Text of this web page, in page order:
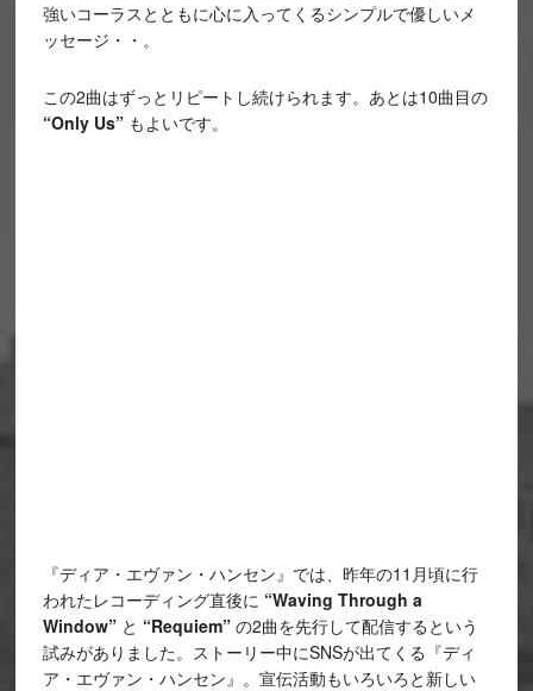
強いコーラスとともに心に入ってくるシンプルで優しいメ
ッセージ・・。
この2曲はずっとリピートし続けられます。あとは10曲目の
“Only Us”もよいです。
『ディア・エヴァン・ハンセン』では、昨年の11月頃に行
われたレコーディング直後に “Waving Through a
Window”と “Requiem”の2曲を先行して配信するという
試みがありました。ストーリー中にSNSが出てくる『ディ
ア・エヴァン・ハンセン』。宣伝活動もいろいろと新しい